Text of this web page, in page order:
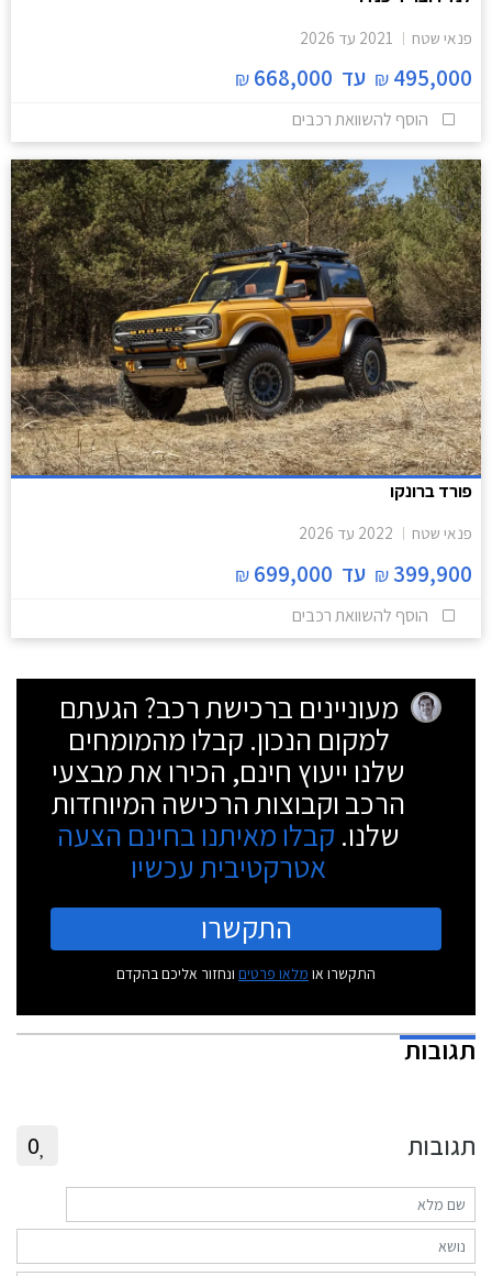
פנאי שטח 2021 עד 2026
495,000
₪ עד 668,000
₪
הוסף להשוואת רכבים
פורד ברונקו
פנאי שטח 2022 עד 2026
399,900
₪ עד 699,000
₪
הוסף להשוואת רכבים
מעוניינים ברכישת רכב? הגעתם
למקום הנכון. קבלו מהמומחים
שלנו ייעוץ חינם, הכירו את מבצעי
הרכב וקבוצות הרכישה המיוחדות
שלנו. קבלו מאיתנו בחינם הצעה
אטרקטיבית עכשיו
התקשרו
התקשרו או מלאו פרטים ונחזור אליכם בהקדם
תגובות
תגובות 0